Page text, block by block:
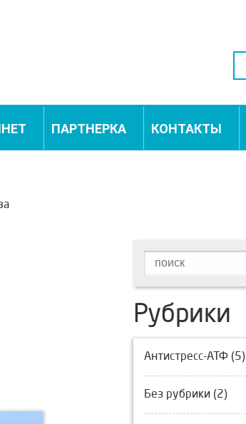
ПАРТНЕРКА КОНТАКТЫ
Рубрики
Антистресс-АТФ (5)
Без рубрики (2)